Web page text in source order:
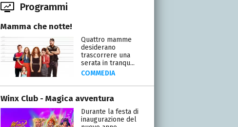
Programmi
Mamma che notte!
Quattro mamme
desiderano
trascorrere una
serata in tranqu...
COMMEDIA
Winx Club - Magica avventura
Durante la festa di
inaugurazione del